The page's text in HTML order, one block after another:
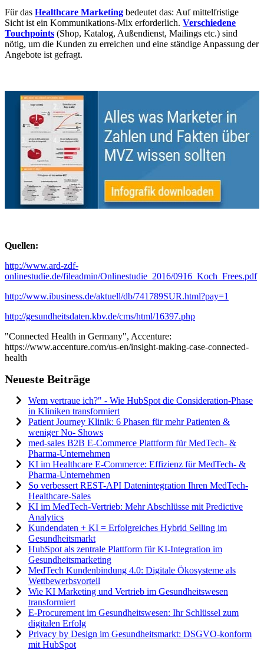
Für das Healthcare Marketing bedeutet das: Auf mittelfristige
Sicht ist ein Kommunikations-Mix erforderlich. Verschiedene
Touchpoints (Shop, Katalog, Außendienst, Mailings etc.) sind
nötig, um die Kunden zu erreichen und eine ständige Anpassung der
Angebote ist gefragt.
Quellen:
http://www.ard-zdf-
onlinestudie.de/fileadmin/Onlinestudie_2016/0916_Koch_Frees.pdf
http://www.ibusiness.de/aktuell/db/741789SUR.html?pay=1
http://gesundheitsdaten.kbv.de/cms/html/16397.php
"Connected Health in Germany", Accenture:
https://www.accenture.com/us-en/insight-making-case-connected-
health
Neueste Beiträge
Wem vertraue ich?" - Wie HubSpot die Consideration-Phase
in Kliniken transformiert
Patient Journey Klinik: 6 Phasen für mehr Patienten &
weniger No- Shows
med-sales B2B E-Commerce Plattform für MedTech- &
Pharma-Unternehmen
KI im Healthcare E-Commerce: Effizienz für MedTech- &
Pharma-Unternehmen
So verbessert REST-API Datenintegration Ihren MedTech-
Healthcare-Sales
KI im MedTech-Vertrieb: Mehr Abschlüsse mit Predictive
Analytics
Kundendaten + KI = Erfolgreiches Hybrid Selling im
Gesundheitsmarkt
HubSpot als zentrale Plattform für KI-Integration im
Gesundheitsmarketing
MedTech Kundenbindung 4.0: Digitale Ökosysteme als
Wettbewerbsvorteil
Wie KI Marketing und Vertrieb im Gesundheitswesen
transformiert
E-Procurement im Gesundheitswesen: Ihr Schlüssel zum
digitalen Erfolg
Privacy by Design im Gesundheitsmarkt: DSGVO-konform
mit HubSpot